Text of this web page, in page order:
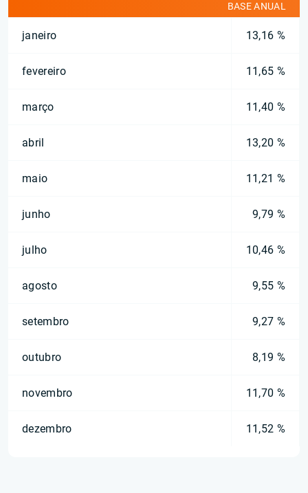
BASE ANUAL
janeiro 13,16 %
fevereiro 11,65 %
março 11,40 %
abril 13,20 %
maio 11,21 %
junho 9,79 %
julho 10,46 %
agosto 9,55 %
setembro 9,27 %
outubro 8,19 %
novembro 11,70 %
dezembro 11,52 %